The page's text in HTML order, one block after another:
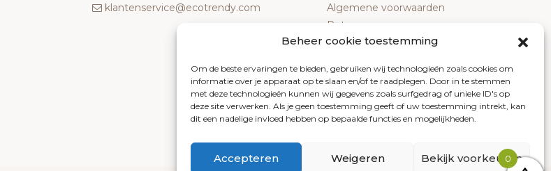
Beheer cookie toestemming
Om de beste ervaringen te bieden, gebruiken wij technologieën zoals cookies om
informatie over je apparaat op te slaan en/of te raadplegen. Door in te stemmen
met deze technologieën kunnen wij gegevens zoals surfgedrag of unieke ID's op
deze site verwerken. Als je geen toestemming geeft of uw toestemming intrekt, kan
dit een nadelige invloed hebben op bepaalde functies en mogelijkheden.
Accepteren Weigeren Bekijk voorkeuren
klantenservice@ecotrendy.com
Algemene voorwaarden
Retourneren
Klachten
Cookiebeleid
0